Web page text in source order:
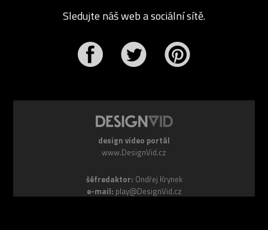
Sledujte náš web a sociální sítě.
design video portál
www.DesignVid.cz
šéfredaktor: Ondřej Krynek
e-mail: play@DesignVid.cz